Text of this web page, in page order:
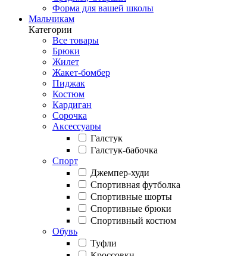
Форма для вашей школы
Мальчикам
Категории
Все товары
Брюки
Жилет
Жакет-бомбер
Пиджак
Костюм
Кардиган
Сорочка
Аксессуары
Галстук
Галстук-бабочка
Спорт
Джемпер-худи
Спортивная футболка
Спортивные шорты
Спортивные брюки
Спортивный костюм
Обувь
Туфли